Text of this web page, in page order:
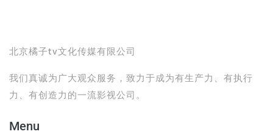
北京橘子tv文化传媒有限公司
我们真诚为广大观众服务，致力于成为有生产力、有执行
力、有创造力的一流影视公司。
Menu